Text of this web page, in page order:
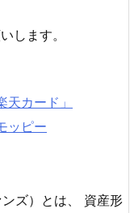
します。
カード」
ッピー
ズ）とは、 資産形